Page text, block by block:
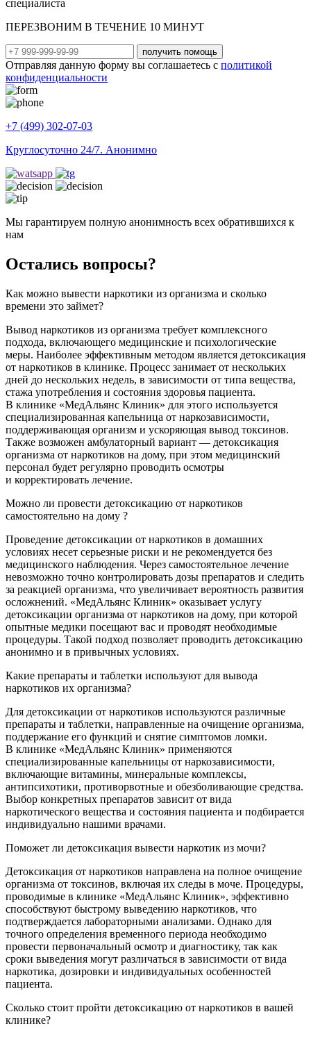
специалиста
ПЕРЕЗВОНИМ В ТЕЧЕНИЕ 10 МИНУТ
получить помощь
Отправляя данную форму вы соглашаетесь с политикой
конфиденциальности
+7 (499) 302-07-03
Круглосуточно 24/7. Анонимно
Мы гарантируем полную анонимность всех обратившихся к
нам
Остались вопросы?
Как можно вывести наркотики из организма и сколько
времени это займет?
Вывод наркотиков из организма требует комплексного
подхода, включающего медицинские и психологические
меры. Наиболее эффективным методом является детоксикация
от наркотиков в клинике. Процесс занимает от нескольких
дней до нескольких недель, в зависимости от типа вещества,
стажа употребления и состояния здоровья пациента.
В клинике «МедАльянс Клиник» для этого используется
специализированная капельница от наркозависимости,
поддерживающая организм и ускоряющая вывод токсинов.
Также возможен амбулаторный вариант — детоксикация
организма от наркотиков на дому, при этом медицинский
персонал будет регулярно проводить осмотры
и корректировать лечение.
Можно ли провести детоксикацию от наркотиков
самостоятельно на дому ?
Проведение детоксикации от наркотиков в домашних
условиях несет серьезные риски и не рекомендуется без
медицинского наблюдения. Через самостоятельное лечение
невозможно точно контролировать дозы препаратов и следить
за реакцией организма, что увеличивает вероятность развития
осложнений. «МедАльянс Клиник» оказывает услугу
детоксикации организма от наркотиков на дому, при которой
опытные медики посещают вас и проводят необходимые
процедуры. Такой подход позволяет проводить детоксикацию
анонимно и в привычных условиях.
Какие препараты и таблетки используют для вывода
наркотиков их организма?
Для детоксикации от наркотиков используются различные
препараты и таблетки, направленные на очищение организма,
поддержание его функций и снятие симптомов ломки.
В клинике «МедАльянс Клиник» применяются
специализированные капельницы от наркозависимости,
включающие витамины, минеральные комплексы,
антипсихотики, противорвотные и обезболивающие средства.
Выбор конкретных препаратов зависит от вида
наркотического вещества и состояния пациента и подбирается
индивидуально нашими врачами.
Поможет ли детоксикация вывести наркотик из мочи?
Детоксикация от наркотиков направлена на полное очищение
организма от токсинов, включая их следы в моче. Процедуры,
проводимые в клинике «МедАльянс Клиник», эффективно
способствуют быстрому выведению наркотиков, что
подтверждается лабораторными анализами. Однако для
точного определения временного периода необходимо
провести первоначальный осмотр и диагностику, так как
сроки выведения могут различаться в зависимости от вида
наркотика, дозировки и индивидуальных особенностей
пациента.
Сколько стоит пройти детоксикацию от наркотиков в вашей
клинике?